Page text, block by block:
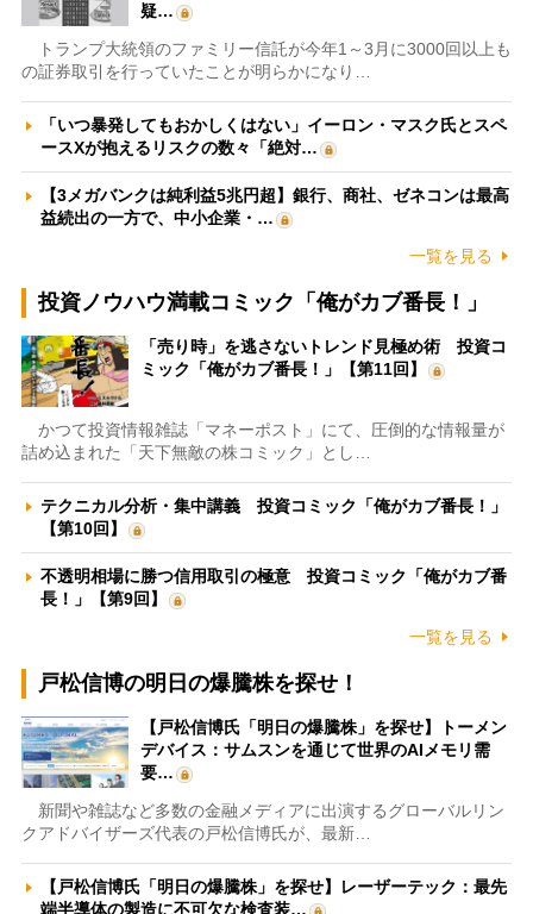
疑…
トランプ大統領のファミリー信託が今年1～3月に3000回以上も
の証券取引を行っていたことが明らかになり…
「いつ暴発してもおかしくはない」イーロン・マスク氏とスペ
ースXが抱えるリスクの数々「絶対…
【3メガバンクは純利益5兆円超】銀行、商社、ゼネコンは最高
益続出の一方で、中小企業・…
一覧を見る
投資ノウハウ満載コミック「俺がカブ番長！」
「売り時」を逃さないトレンド見極め術 投資コ
ミック「俺がカブ番長！」【第11回】
かつて投資情報雑誌「マネーポスト」にて、圧倒的な情報量が
詰め込まれた「天下無敵の株コミック」とし…
テクニカル分析・集中講義 投資コミック「俺がカブ番長！」
【第10回】
不透明相場に勝つ信用取引の極意 投資コミック「俺がカブ番
長！」【第9回】
一覧を見る
戸松信博の明日の爆騰株を探せ！
【戸松信博氏「明日の爆騰株」を探せ】トーメン
デバイス：サムスンを通じて世界のAIメモリ需
要…
新聞や雑誌など多数の金融メディアに出演するグローバルリン
クアドバイザーズ代表の戸松信博氏が、最新…
【戸松信博氏「明日の爆騰株」を探せ】レーザーテック：最先
端半導体の製造に不可欠な検査装…